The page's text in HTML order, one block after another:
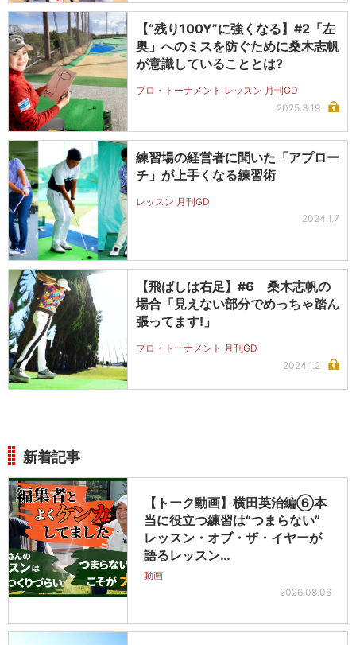
【“残り100Y”に強くなる】#2「左
奥」へのミスを防ぐために桑木志帆
が意識していることとは?
プロ・トーナメント レッスン 月刊GD
2025.3.19
練習場の経営者に聞いた「アプロー
チ」が上手くなる練習術
レッスン 月刊GD
2024.1.7
【飛ばしは右足】#6 桑木志帆の
場合「見えない部分でめっちゃ踏ん
張ってます!」
プロ・トーナメント 月刊GD
2024.1.2
新着記事
【トーク動画】横田英治編⑥本
当に役立つ練習は“つまらない”
レッスン・オブ・ザ・イヤーが
語るレッスン…
動画
2026.08.06